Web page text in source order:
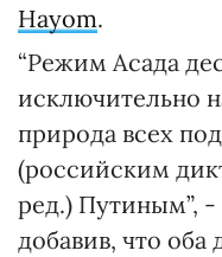
Hayom.
“Режим Асада
исключительно
природа всех
(российским
ред.) Путиным”,
добавив, что оба